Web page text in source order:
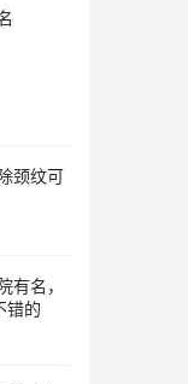
颈纹可
有名，
错的